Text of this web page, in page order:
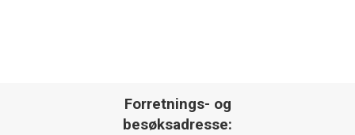
Forretnings- og
besøksadresse: